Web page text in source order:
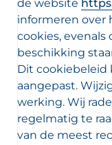
de website
informeren over
cookies,
beschikking
Dit cookiebeleid
aangepast.
werking. Wij
regelmatig te
van de meest